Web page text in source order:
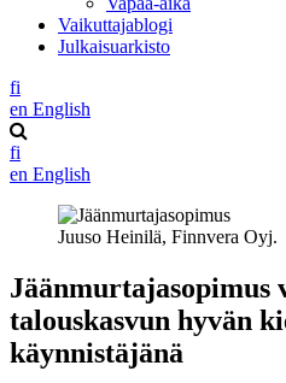
Vaikuttajablogi
Julkaisuarkisto
fi
en English
fi
en English
Juuso Heinilä, Finnvera Oyj.
Jäänmurtajasopimus
talouskasvun hyvän
käynnistäjänä